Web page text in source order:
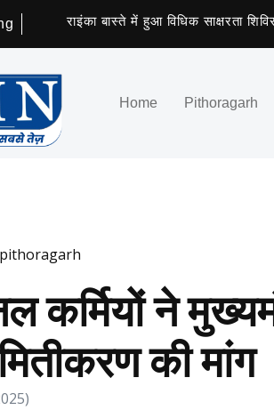
राइंका बास्ते में हुआ विधिक साक्षरता शिविर का
Home Pithoragarh
pithoragarh
कर्मियों ने
की मांग